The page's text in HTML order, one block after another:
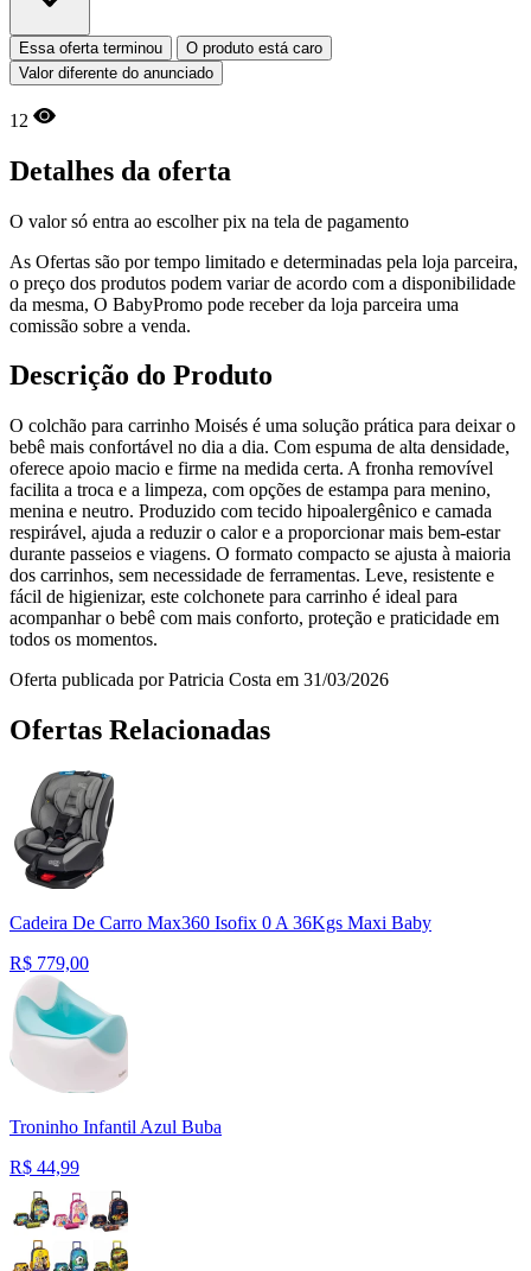
Essa oferta terminou
O produto está caro
Valor diferente do anunciado
12
Detalhes da oferta
O valor só entra ao escolher pix na tela de pagamento
As Ofertas são por tempo limitado e determinadas pela loja parceira,
o preço dos produtos podem variar de acordo com a disponibilidade
da mesma, O BabyPromo pode receber da loja parceira uma
comissão sobre a venda.
Descrição do Produto
O colchão para carrinho Moisés é uma solução prática para deixar o
bebê mais confortável no dia a dia. Com espuma de alta densidade,
oferece apoio macio e firme na medida certa. A fronha removível
facilita a troca e a limpeza, com opções de estampa para menino,
menina e neutro. Produzido com tecido hipoalergênico e camada
respirável, ajuda a reduzir o calor e a proporcionar mais bem-estar
durante passeios e viagens. O formato compacto se ajusta à maioria
dos carrinhos, sem necessidade de ferramentas. Leve, resistente e
fácil de higienizar, este colchonete para carrinho é ideal para
acompanhar o bebê com mais conforto, proteção e praticidade em
todos os momentos.
Oferta publicada por Patricia Costa em 31/03/2026
Ofertas Relacionadas
Cadeira De Carro Max360 Isofix 0 A 36Kgs Maxi Baby
R$ 779,00
Troninho Infantil Azul Buba
R$ 44,99